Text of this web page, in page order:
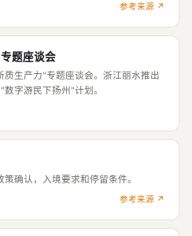
参考来源 ↗
题座谈会
质生产力"专题座谈会。浙江丽水推出
字游民下扬州"计划。
确认，入境要求和停留条件。
参考来源 ↗